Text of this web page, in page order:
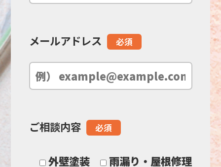
空
ま
メールアドレス 必須
ご相談内容 必須
外壁塗装
雨漏り・屋根修理